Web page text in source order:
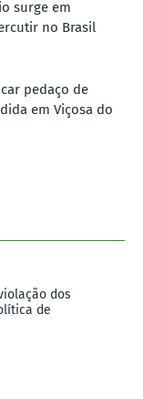
surge em
no Brasil
pedaço de
em Viçosa do
dos
de